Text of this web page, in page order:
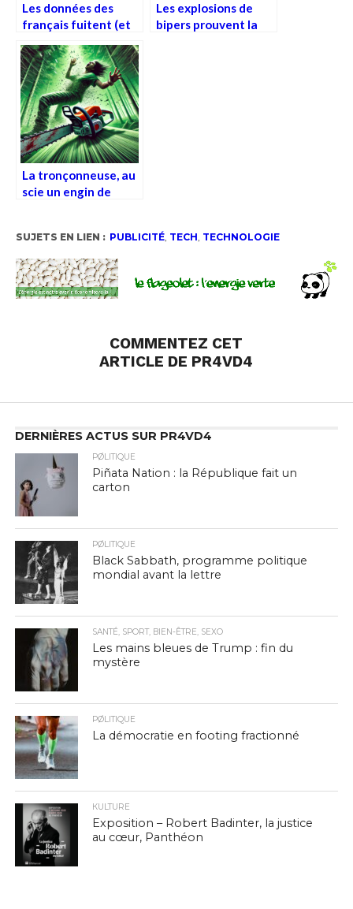
Les données des
français fuitent (et
d’incontinence)
Les explosions de
bipers prouvent la
La tronçonneuse, au
scie un engin de
SUJETS EN LIEN : PUBLICITÉ, TECH, TECHNOLOGIE
COMMENTEZ CET
ARTICLE DE PR4VD4
DERNIÈRES ACTUS SUR PR4VD4
PØLITIQUE
Piñata Nation : la République fait un
carton
PØLITIQUE
Black Sabbath, programme politique
mondial avant la lettre
SANTÉ, SPORT, BIEN-ÊTRE, SEXO
Les mains bleues de Trump : fin du
mystère
PØLITIQUE
La démocratie en footing fractionné
КULTURE
Exposition – Robert Badinter, la justice
au cœur, Panthéon